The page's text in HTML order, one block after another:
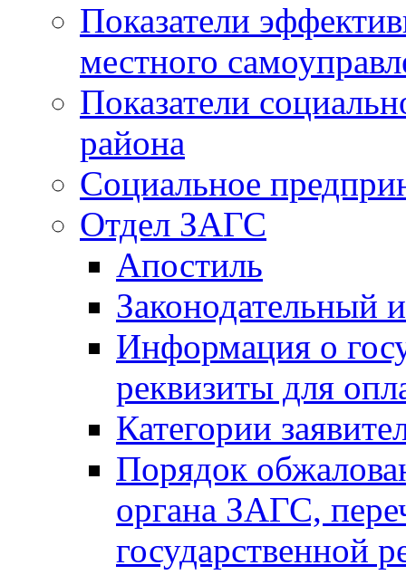
Показатели
местного
Показатели
района
Социальное
Отдел ЗАГС
Апостиль
Законодательный
Информация о
реквизиты для
Категории
Порядок
органа ЗАГС,
государственной